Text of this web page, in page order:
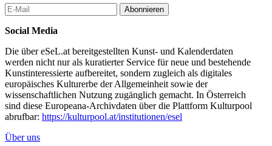
Abonnieren
Social Media
Die über eSeL.at bereitgestellten Kunst- und Kalenderdaten
werden nicht nur als kuratierter Service für neue und bestehende
Kunstinteressierte aufbereitet, sondern zugleich als digitales
europäisches Kulturerbe der Allgemeinheit sowie der
wissenschaftlichen Nutzung zugänglich gemacht. In Österreich
sind diese Europeana-Archivdaten über die Plattform Kulturpool
abrufbar: https://kulturpool.at/institutionen/esel
Über uns